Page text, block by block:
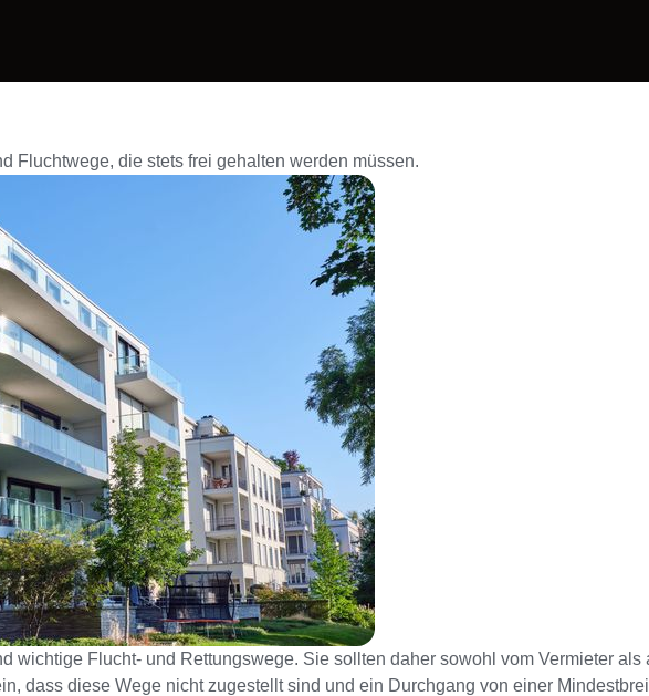
Fluchtwege, die stets frei gehalten werden müssen.
wichtige Flucht- und Rettungswege. Sie sollten daher sowohl vom Vermieter
dass diese Wege nicht zugestellt sind und ein Durchgang von einer